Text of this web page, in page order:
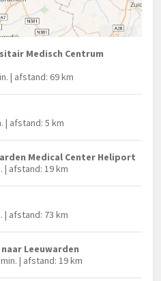
Medisch Centrum
| afstand: 69 km
| afstand: 5 km
Medical Center Heliport
| afstand: 19 km
| afstand: 73 km
Leeuwarden
| afstand: 19 km